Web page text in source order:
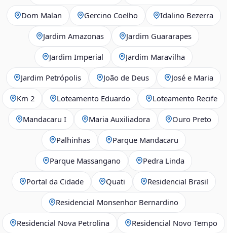
Dom Malan Gercino Coelho Idalino Bezerra
Jardim Amazonas Jardim Guararapes
Jardim Imperial Jardim Maravilha
Jardim Petrópolis João de Deus José e Maria
Km 2 Loteamento Eduardo Loteamento Recife
Mandacaru I Maria Auxiliadora Ouro Preto
Palhinhas Parque Mandacaru
Parque Massangano Pedra Linda
Portal da Cidade Quati Residencial Brasil
Residencial Monsenhor Bernardino
Residencial Nova Petrolina Residencial Novo Tempo